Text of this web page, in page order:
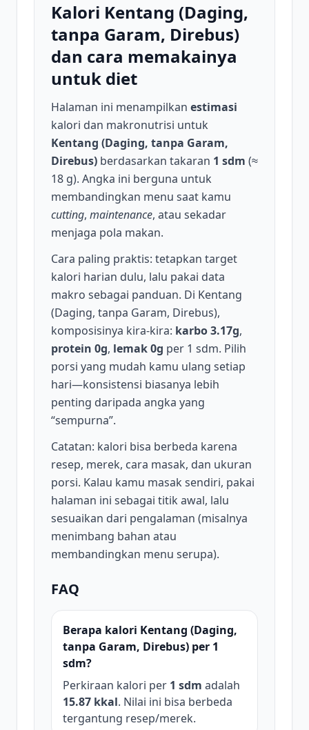
Kalori Kentang (Daging,
tanpa Garam, Direbus)
dan cara memakainya
untuk diet
Halaman ini menampilkan estimasi
kalori dan makronutrisi untuk
Kentang (Daging, tanpa Garam,
Direbus) berdasarkan takaran 1 sdm (≈
18 g). Angka ini berguna untuk
membandingkan menu saat kamu
cutting, maintenance, atau sekadar
menjaga pola makan.
Cara paling praktis: tetapkan target
kalori harian dulu, lalu pakai data
makro sebagai panduan. Di Kentang
(Daging, tanpa Garam, Direbus),
komposisinya kira-kira: karbo 3.17g,
protein 0g, lemak 0g per 1 sdm. Pilih
porsi yang mudah kamu ulang setiap
hari—konsistensi biasanya lebih
penting daripada angka yang
“sempurna”.
Catatan: kalori bisa berbeda karena
resep, merek, cara masak, dan ukuran
porsi. Kalau kamu masak sendiri, pakai
halaman ini sebagai titik awal, lalu
sesuaikan dari pengalaman (misalnya
menimbang bahan atau
membandingkan menu serupa).
FAQ
Berapa kalori Kentang (Daging,
tanpa Garam, Direbus) per 1
sdm?
Perkiraan kalori per 1 sdm adalah
15.87 kkal. Nilai ini bisa berbeda
tergantung resep/merek.